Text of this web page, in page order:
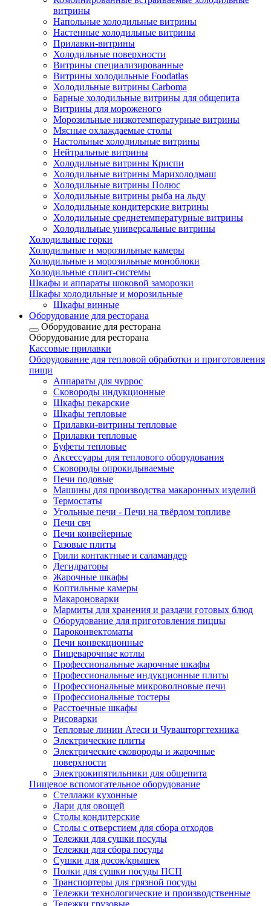
витрины
Напольные холодильные витрины
Настенные холодильные витрины
Прилавки-витрины
Холодильные поверхности
Витрины специализированные
Витрины холодильные Foodatlas
Холодильные витрины Carboma
Барные холодильные витрины для общепита
Витрины для мороженого
Морозильные низкотемпературные витрины
Мясные охлаждаемые столы
Настольные холодильные витрины
Нейтральные витрины
Холодильные витрины Криспи
Холодильные витрины Марихолодмаш
Холодильные витрины Полюс
Холодильные витрины рыба на льду
Холодильные кондитерские витрины
Холодильные среднетемпературные витрины
Холодильные универсальные витрины
Холодильные горки
Холодильные и морозильные камеры
Холодильные и морозильные моноблоки
Холодильные сплит-системы
Шкафы и аппараты шоковой заморозки
Шкафы холодильные и морозильные
Шкафы винные
Оборудование для ресторана
Оборудование для ресторана
Оборудование для ресторана
Кассовые прилавки
Оборудование для тепловой обработки и приготовления
пищи
Аппараты для чуррос
Сковороды индукционные
Шкафы пекарские
Шкафы тепловые
Прилавки-витрины тепловые
Прилавки тепловые
Буфеты тепловые
Аксессуары для теплового оборудования
Сковороды опрокидываемые
Печи подовые
Машины для производства макаронных изделий
Термостаты
Угольные печи - Печи на твёрдом топливе
Печи свч
Печи конвейерные
Газовые плиты
Грили контактные и саламандер
Дегидраторы
Жарочные шкафы
Коптильные камеры
Макароноварки
Мармиты для хранения и раздачи готовых блюд
Оборудование для приготовления пиццы
Пароконвектоматы
Печи конвекционные
Пищеварочные котлы
Профессиональные жарочные шкафы
Профессиональные индукционные плиты
Профессиональные микроволновые печи
Профессиональные тостеры
Расстоечные шкафы
Рисоварки
Тепловые линии Атеси и Чувашторгтехника
Электрические плиты
Электрические сковороды и жарочные
поверхности
Электрокипятильники для общепита
Пищевое вспомогательное оборудование
Стеллажи кухонные
Лари для овощей
Столы кондитерские
Столы с отверстием для сбора отходов
Тележки для сушки посуды
Тележки для сбора посуды
Сушки для досок/крышек
Полки для сушки посуды ПСП
Транспортеры для грязной посуды
Тележки технологические и производственные
Тележки грузовые